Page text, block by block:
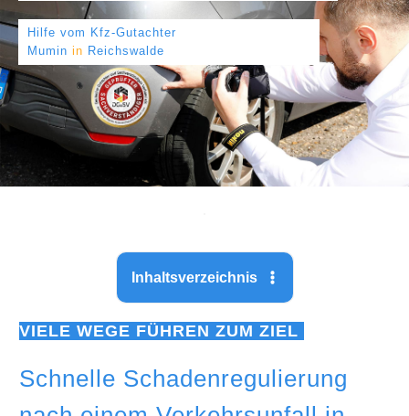
Hilfe vom Kfz-Gutachter
Mumin in Reichswalde
Inhaltsverzeichnis
VIELE WEGE FÜHREN ZUM ZIEL
Schnelle Schadenregulierung